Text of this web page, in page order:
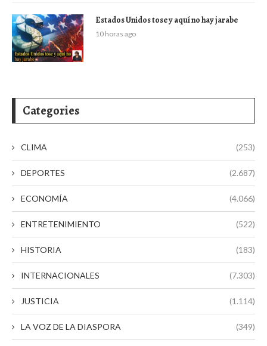
Estados Unidos tose y aquí no hay jarabe
10 horas ago
Categories
CLIMA (253)
DEPORTES (2.687)
ECONOMÍA (4.066)
ENTRETENIMIENTO (522)
HISTORIA (183)
INTERNACIONALES (7.303)
JUSTICIA (1.114)
LA VOZ DE LA DIASPORA (349)